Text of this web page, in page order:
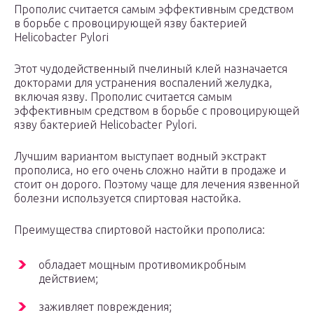
Прополис считается самым эффективным средством
в борьбе с провоцирующей язву бактерией
Helicobacter Pylori
Этот чудодейственный пчелиный клей назначается
докторами для устранения воспалений желудка,
включая язву. Прополис считается самым
эффективным средством в борьбе с провоцирующей
язву бактерией Helicobacter Pylori.
Лучшим вариантом выступает водный экстракт
прополиса, но его очень сложно найти в продаже и
стоит он дорого. Поэтому чаще для лечения язвенной
болезни используется спиртовая настойка.
Преимущества спиртовой настойки прополиса:
обладает мощным противомикробным
действием;
заживляет повреждения;